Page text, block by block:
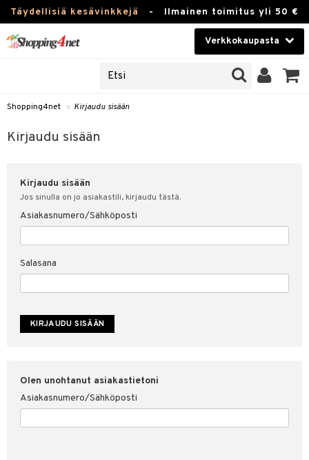
Täydellisiä kesävinkkejä - Ilmainen toimitus yli 50 €
Verkkokaupasta
Piilolinssit
Luontaistuotteet
Fitness
Koti & Sisustus
Lelut, Lapsi & Vauva
Tuotemerkkejä
Shopping4net » Kirjaudu sisään
Kirjaudu sisään
Kirjaudu sisään
Jos sinulla on jo asiakastili, kirjaudu tästä.
Asiakasnumero/Sähköposti
Salasana
Olen unohtanut asiakastietoni
Asiakasnumero/Sähköposti
sisään
& vastauksia
myyntiehdot
suojaus